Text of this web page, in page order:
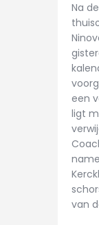
DE
Na
een
ligt
van